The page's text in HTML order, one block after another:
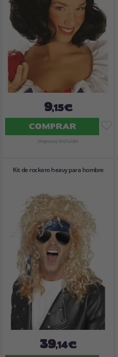
9,15€
COMPRAR
Imposto Incluído
Kit de rockero heavy para hombre
39,14€